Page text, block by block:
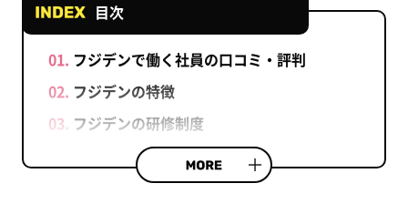
目次
フジデンで働く社員の口コミ・評判
フジデンの特徴
フジデンの研修制度
フジデンのまとめ
【兵庫県版】フジデンの店舗情報